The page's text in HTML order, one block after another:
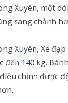
Xuyên, một
sang chảnh
Xuyên, Xe
đến 140 kg.
chỉnh được